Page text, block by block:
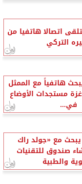
اتصالا هاتفيا من
التركي
هاتفياً مع الممثل
مستجدات الأوضاع
في...
مع «جولد راك
صندوق للتقنيات
والطبية